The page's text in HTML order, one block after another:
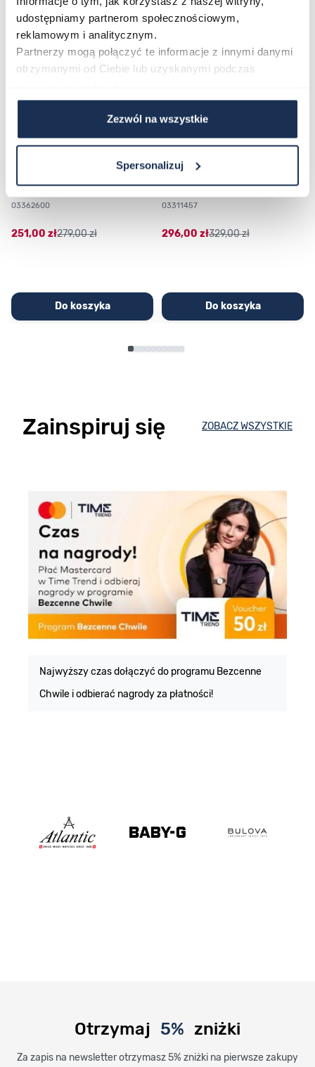
udostępniamy partnerom społecznościowym,
reklamowym i analitycznym.
Partnerzy mogą połączyć te informacje z innymi danymi
otrzymanymi od Ciebie lub uzyskanymi podczas
Zezwól na wszystkie
Spersonalizuj
Poruszanie się po elementach karuzeli jest możliwe za pomocą
Naciśnij, aby pominąć karuzelę
Naciśnij, aby przejść do nawigacji karuzeli
03362600
251,00 zł279,00 zł
Do koszyka
03311457
296,00 zł329,00 zł
Do koszyka
Zainspiruj się ZOBACZ WSZYSTKIE
Najwyższy czas dołączyć do programu Bezcenne
Chwile i odbierać nagrody za płatności!
Otrzymaj 5% zniżki
Za zapis na newsletter otrzymasz 5% zniżki na pierwsze zakupy